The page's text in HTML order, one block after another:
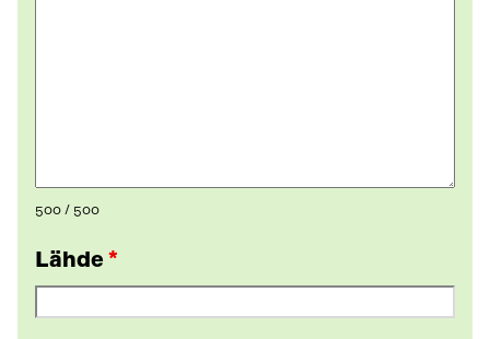
500 / 500
Lähde *